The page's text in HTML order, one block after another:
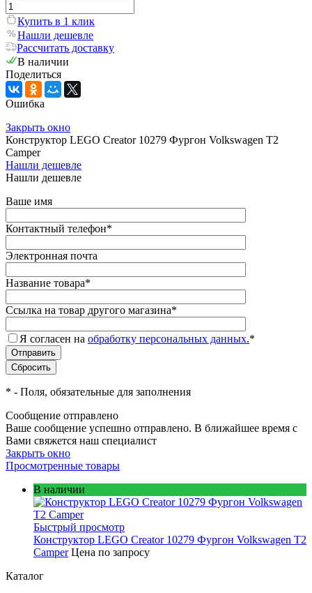
Купить в 1 клик
Нашли дешевле
Рассчитать доставку
В наличии
Поделиться
Ошибка
Закрыть окно
Конструктор LEGO Creator 10279 Фургон Volkswagen T2
Camper
Нашли дешевле
Нашли дешевле
Ваше имя
Контактный телефон*
Электронная почта
Название товара*
Ссылка на товар другого магазина*
Я согласен на обработку персональных данных.*
* - Поля, обязательные для заполнения
Сообщение отправлено
Ваше сообщение успешно отправлено. В ближайшее время с
Вами свяжется наш специалист
Закрыть окно
Просмотренные товары
В наличии
Быстрый просмотр
Конструктор LEGO Creator 10279 Фургон Volkswagen T2
Camper Цена по запросу
Каталог